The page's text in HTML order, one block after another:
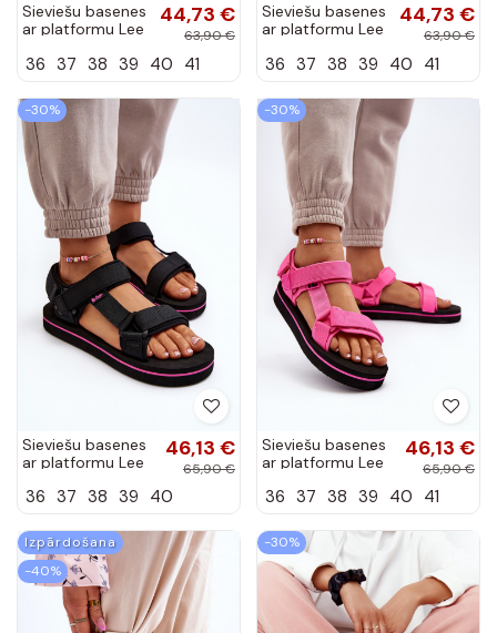
Sieviešu basenes
ar platformu Lee
24-05-2754L
44,73 €
63,90 €
36 37 38 39 40 41
Sieviešu basenes
ar platformu Lee
24-05-2753
44,73 €
63,90 €
36 37 38 39 40 41
-30%
Sieviešu basenes
ar platformu Lee
05-2751L melnas
46,13 €
65,90 €
36 37 38 39 40
-30%
Sieviešu basenes
ar platformu Lee
05-2750L rozā
46,13 €
65,90 €
36 37 38 39 40 41
Izpārdošana
-40%
-30%